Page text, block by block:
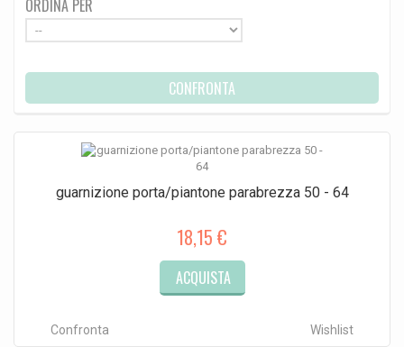
ORDINA PER
CONFRONTA
guarnizione porta/piantone parabrezza 50 - 64
18,15 €
ACQUISTA
Wishlist
Confronta